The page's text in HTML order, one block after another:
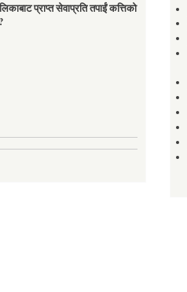
प्राप्त सेवाप्रति तपाईं कत्तिको